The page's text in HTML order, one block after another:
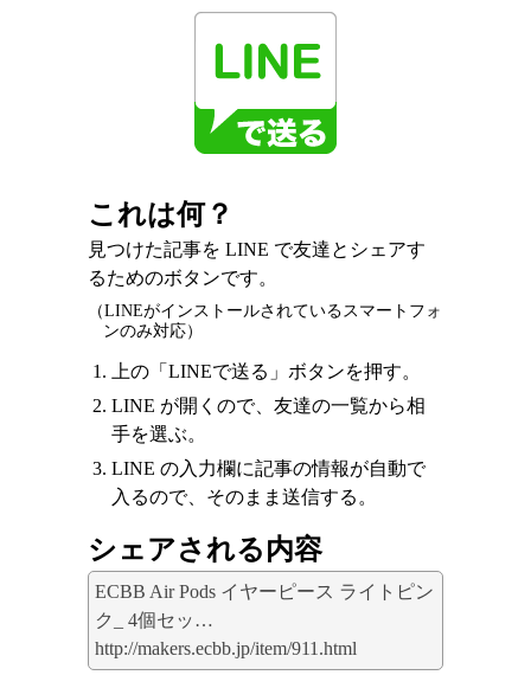
これは何？
見つけた記事を LINE で友達とシェアす
るためのボタンです。
（LINEがインストールされているスマートフォ
ンのみ対応）
上の「LINEで送る」ボタンを押す。
LINE が開くので、友達の一覧から相
手を選ぶ。
LINE の入力欄に記事の情報が自動で
入るので、そのまま送信する。
シェアされる内容
ECBB Air Pods イヤーピース ライトピン
ク_ 4個セッ…
http://makers.ecbb.jp/item/911.html